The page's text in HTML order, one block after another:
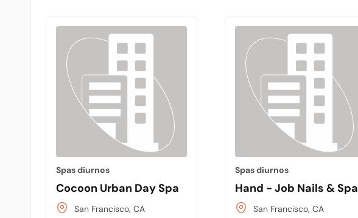
Spas diurnos
Cocoon Urban Day Spa
San Francisco, CA
Spas diurnos
Hand - Job Nails & Spa
San Francisco, CA